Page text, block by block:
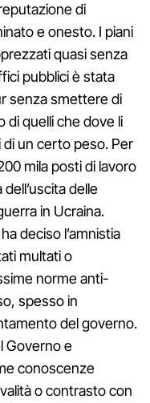
di
e onesto. I piani
quasi senza
pubblici è stata
senza smettere di
di quelli che dove li
un certo peso. Per
mila posti di lavoro
delle
in Ucraina.
deciso l’amnistia
multati o
norme anti-
spesso in
del governo.
Governo e
conoscenze
o contrasto con